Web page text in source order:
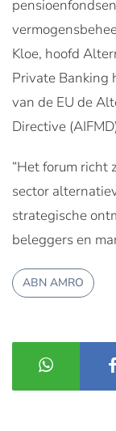
Kloe, hoofd
Private Banking
van de EU de
Directive
“Het forum richt
sector
strategische
beleggers en
ABN AMRO